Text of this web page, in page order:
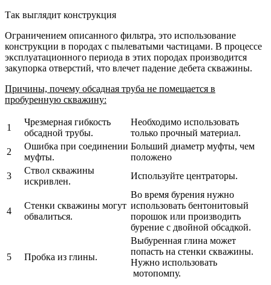
Так выглядит конструкция
Ограничением описанного фильтра, это использование
конструкции в породах с пылеватыми частицами. В процессе
эксплуатационного периода в этих породах производится
закупорка отверстий, что влечет падение дебета скважины.
Причины, почему обсадная труба не помещается в
пробуренную скважину:
1
Чрезмерная гибкость
обсадной трубы.
Необходимо использовать
только прочный материал.
2
Ошибка при соединении
муфты.
Больший диаметр муфты, чем
положено
3
Ствол скважины
искривлен.
Используйте центраторы.
4
Стенки скважины могут
обвалиться.
Во время бурения нужно
использовать бентонитовый
порошок или производить
бурение с двойной обсадкой.
5 Пробка из глины.
Выбуренная глина может
попасть на стенки скважины.
Нужно использовать
мотопомпу.